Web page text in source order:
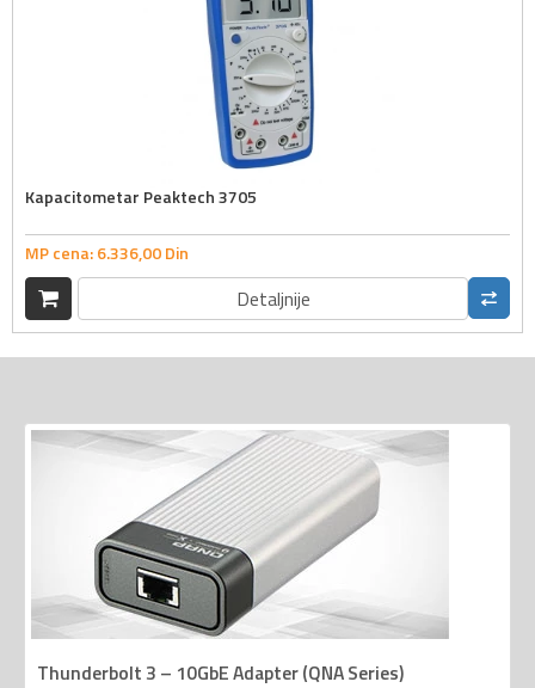
Kapacitometar Peaktech 3705
MP cena:6.336,00Din
Detaljnije
Thunderbolt 3 – 10GbE Adapter (QNA Series)